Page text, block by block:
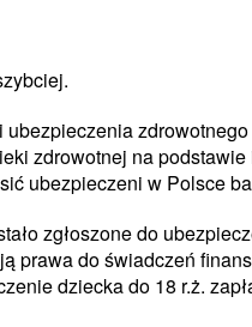
zdrowotnej na
ubezpieczeni w Polsce
zgłoszone do
prawa do świadczeń
dziecka do 18 r.ż.